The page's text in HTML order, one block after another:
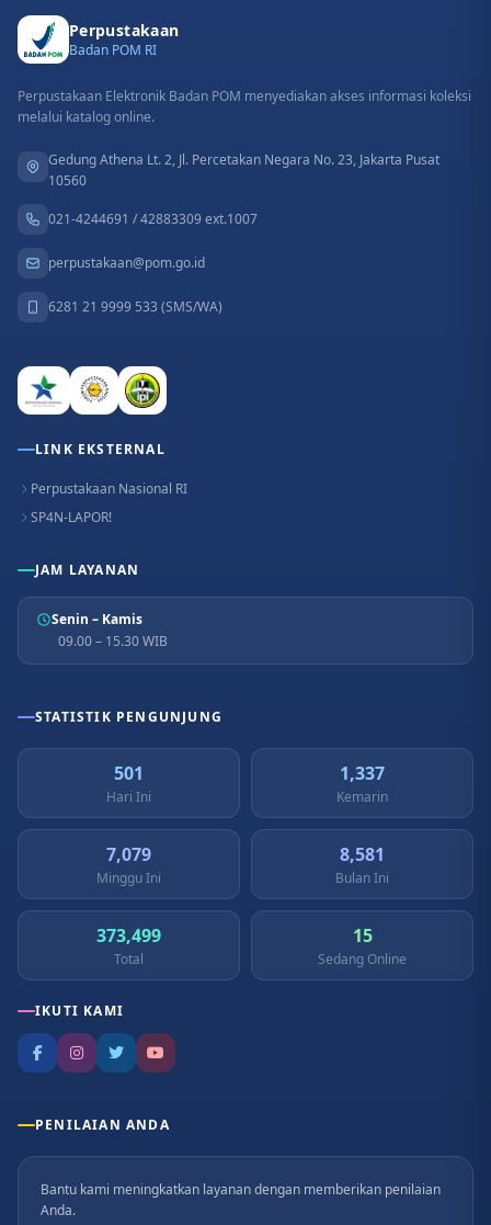
Perpustakaan
Badan POM RI
Perpustakaan Elektronik Badan POM menyediakan akses informasi koleksi
melalui katalog online.
Gedung Athena Lt. 2, Jl. Percetakan Negara No. 23, Jakarta Pusat
10560
021-4244691 / 42883309 ext.1007
perpustakaan@pom.go.id
6281 21 9999 533 (SMS/WA)
LINK EKSTERNAL
Perpustakaan Nasional RI
SP4N-LAPOR!
JAM LAYANAN
Senin – Kamis
09.00 – 15.30 WIB
STATISTIK PENGUNJUNG
501
Hari Ini
1,337
Kemarin
7,079
Minggu Ini
8,581
Bulan Ini
373,499
Total
15
Sedang Online
IKUTI KAMI
PENILAIAN ANDA
Bantu kami meningkatkan layanan dengan memberikan penilaian
Anda.